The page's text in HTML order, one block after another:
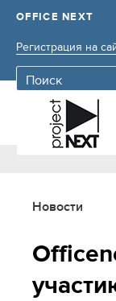
OFFICE NEXT
Регистрация на
Новости